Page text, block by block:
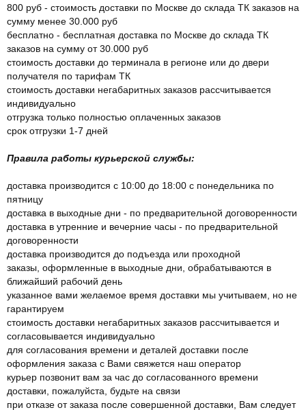
800 руб - стоимость доставки по Москве до склада ТК заказов на
сумму менее 30.000 руб
бесплатно - бесплатная доставка по Москве до склада ТК
заказов на сумму от 30.000 руб
стоимость доставки до терминала в регионе или до двери
получателя по тарифам ТК
стоимость доставки негабаритных заказов рассчитывается
индивидуально
отгрузка только полностью оплаченных заказов
срок отгрузки 1-7 дней
Правила работы курьерской службы:
доставка производится с 10:00 до 18:00 с понедельника по
пятницу
доставка в выходные дни - по предварительной договоренности
доставка в утренние и вечерние часы - по предварительной
договоренности
доставка производится до подъезда или проходной
заказы, оформленные в выходные дни, обрабатываются в
ближайший рабочий день
указанное вами желаемое время доставки мы учитываем, но не
гарантируем
стоимость доставки негабаритных заказов рассчитывается и
согласовывается индивидуально
для согласования времени и деталей доставки после
оформления заказа с Вами свяжется наш оператор
курьер позвонит вам за час до согласованного времени
доставки, пожалуйста, будьте на связи
при отказе от заказа после совершенной доставки, Вам следует